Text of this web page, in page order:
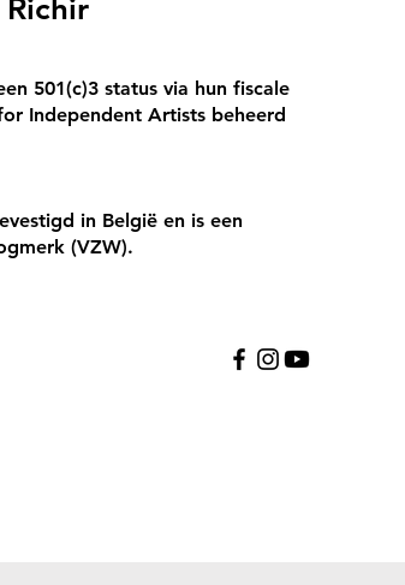
501(c)3 status via hun fiscale
Independent Artists beheerd
in België en is een
(VZW).